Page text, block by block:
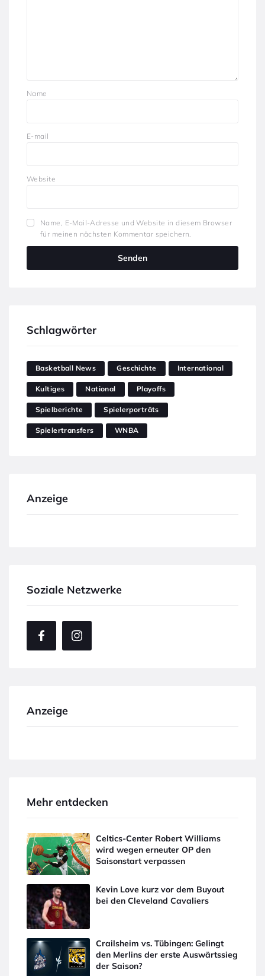
Name
E-mail
Website
Name, E-Mail-Adresse und Website in diesem Browser
für meinen nächsten Kommentar speichern.
Schlagwörter
Basketball News Geschichte International
Kultiges National Playoffs
Spielberichte Spielerporträts
Spielertransfers WNBA
Anzeige
Soziale Netzwerke
Anzeige
Mehr entdecken
Celtics-Center Robert Williams
wird wegen erneuter OP den
Saisonstart verpassen
Kevin Love kurz vor dem Buyout
bei den Cleveland Cavaliers
Crailsheim vs. Tübingen: Gelingt
den Merlins der erste Auswärtssieg
der Saison?